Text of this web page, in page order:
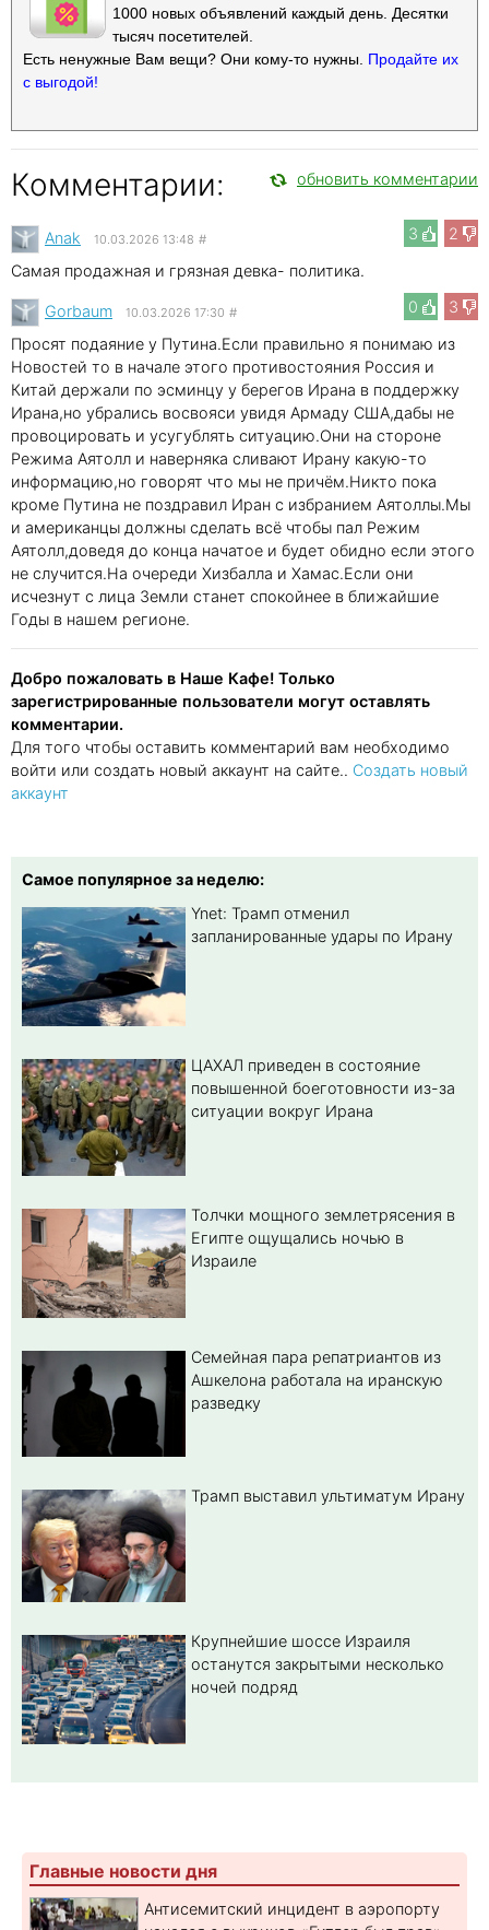
1000 новых объявлений каждый день. Десятки
тысяч посетителей.
Есть ненужные Вам вещи? Они кому-то нужны. Продайте их
с выгодой!
Комментарии: обновить комментарии
3 2
Anak 10.03.2026 13:48 #
Самая продажная и грязная девка- политика.
0
3
Gorbaum 10.03.2026 17:30 #
Просят подаяние у Путина.Если правильно я понимаю из
Новостей то в начале этого противостояния Россия и
Китай держали по эсминцу у берегов Ирана в поддержку
Ирана,но убрались восвояси увидя Армаду США,дабы не
провоцировать и усугублять ситуацию.Они на стороне
Режима Аятолл и наверняка сливают Ирану какую-то
информацию,но говорят что мы не причём.Никто пока
кроме Путина не поздравил Иран с избранием Аятоллы.Мы
и американцы должны сделать всё чтобы пал Режим
Аятолл,доведя до конца начатое и будет обидно если этого
не случится.На очереди Хизбалла и Хамас.Если они
исчезнут с лица Земли станет спокойнее в ближайшие
Годы в нашем регионе.
Добро пожаловать в Наше Кафе! Только
зарегистрированные пользователи могут оставлять
комментарии.
Для того чтобы оставить комментарий вам необходимо
войти или создать новый аккаунт на сайте.. Создать новый
аккаунт
Самое популярное за неделю:
Ynet: Трамп отменил
запланированные удары по Ирану
ЦАХАЛ приведен в состояние
повышенной боеготовности из-за
ситуации вокруг Ирана
Толчки мощного землетрясения в
Египте ощущались ночью в
Израиле
Семейная пара репатриантов из
Ашкелона работала на иранскую
разведку
Трамп выставил ультиматум Ирану
Крупнейшие шоссе Израиля
останутся закрытыми несколько
ночей подряд
Главные новости дня
Антисемитский инцидент в аэропорту